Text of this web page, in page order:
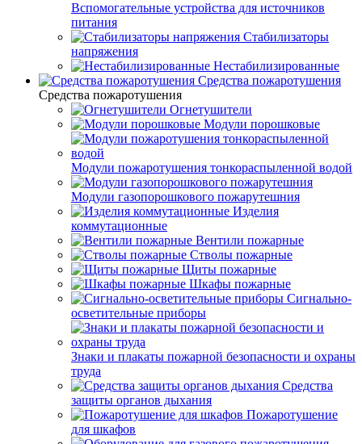
Вспомогательные устройства для источников
питания
Стабилизаторы
напряжения
Нестабилизированные
Средства пожаротушения
Средства пожаротушения
Огнетушители
Модули порошковые
Модули пожаротушения тонкораспыленной водой
Модули газопорошкового пожарутешния
Изделия
коммутационные
Вентили пожарные
Стволы пожарные
Щиты пожарные
Шкафы пожарные
Сигнально-
осветительные приборы
Знаки и плакаты пожарной безопасности и охраны
труда
Средства
защиты органов дыхания
Пожаротушение
для шкафов